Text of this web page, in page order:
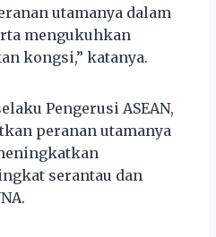
utamanya dalam
mengukuhkan
kongsi,” katanya.
Pengerusi ASEAN,
peranan utamanya
serantau dan